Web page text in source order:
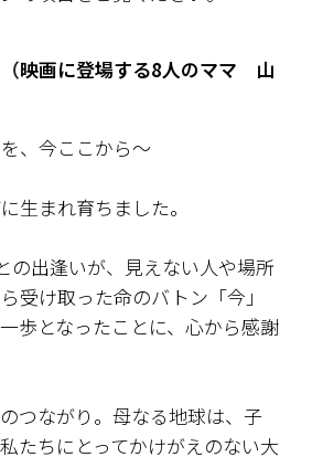
映画に登場する8人のママ　山
、今ここから～
生まれ育ちました。
の出逢いが、見えない人や場所
受け取った命のバトン「今」
歩となったことに、心から感謝
つながり。母なる地球は、子
たちにとってかけがえのない大